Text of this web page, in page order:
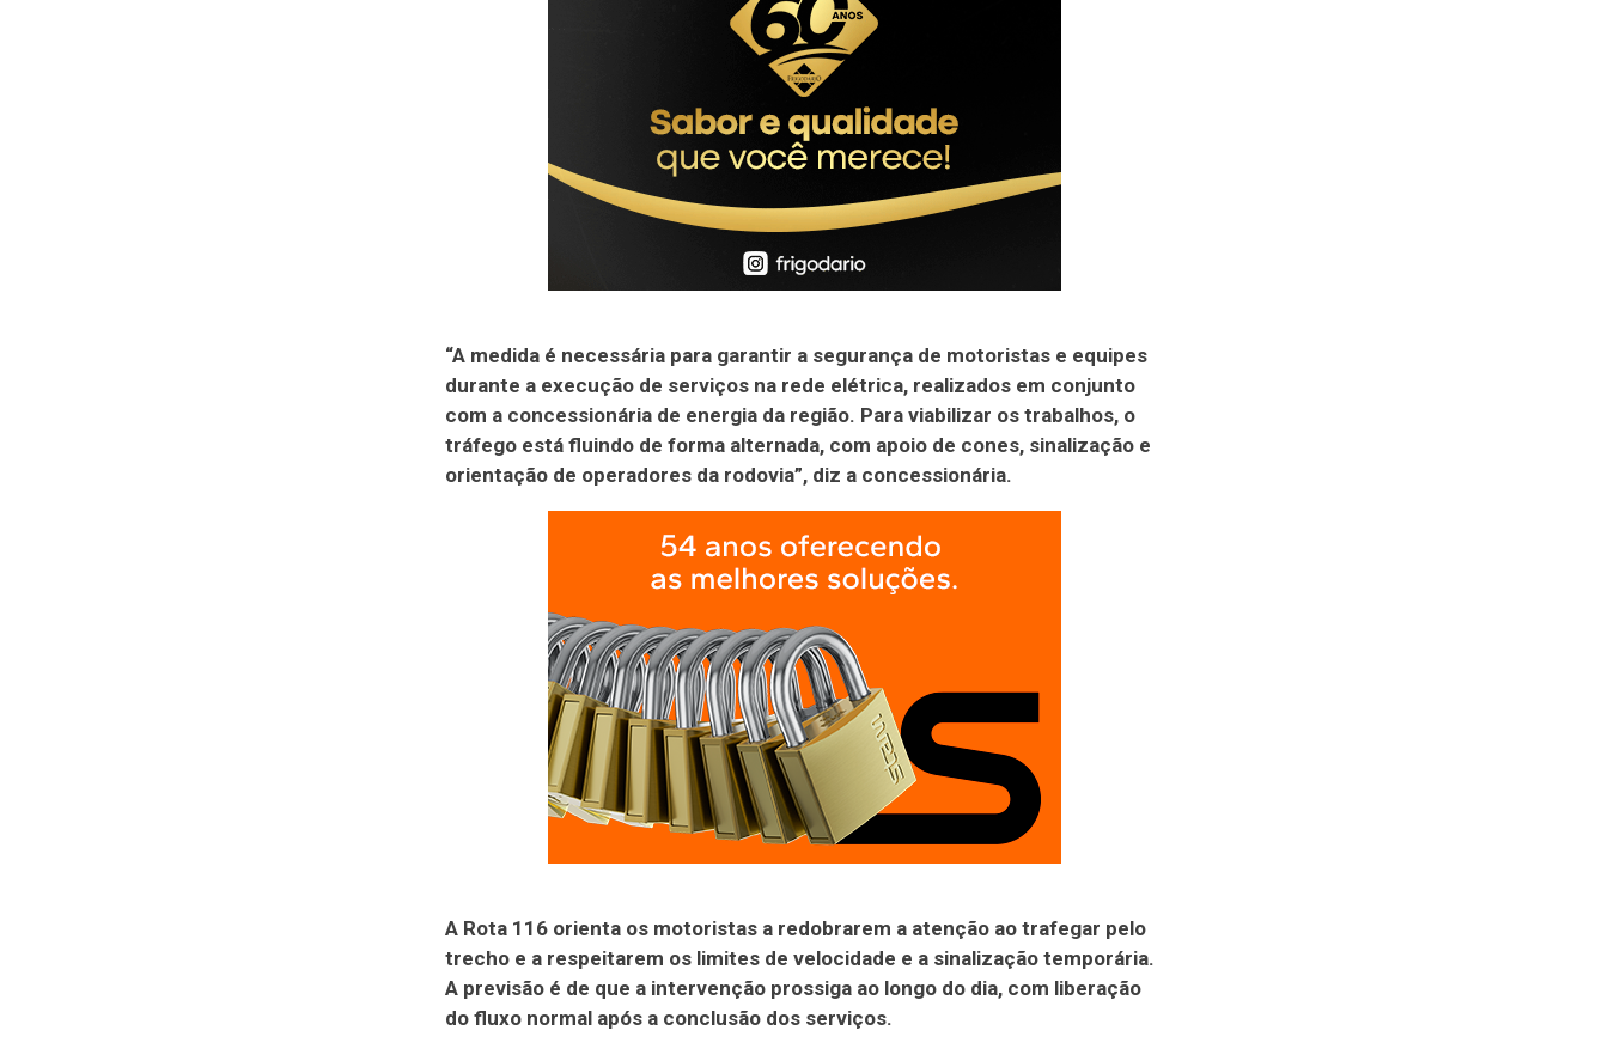
“A medida é necessária para garantir a segurança de motoristas e equipes
durante a execução de serviços na rede elétrica, realizados em conjunto
com a concessionária de energia da região. Para viabilizar os trabalhos, o
tráfego está fluindo de forma alternada, com apoio de cones, sinalização e
orientação de operadores da rodovia”, diz a concessionária.
A Rota 116 orienta os motoristas a redobrarem a atenção ao trafegar pelo
trecho e a respeitarem os limites de velocidade e a sinalização temporária.
A previsão é de que a intervenção prossiga ao longo do dia, com liberação
do fluxo normal após a conclusão dos serviços.